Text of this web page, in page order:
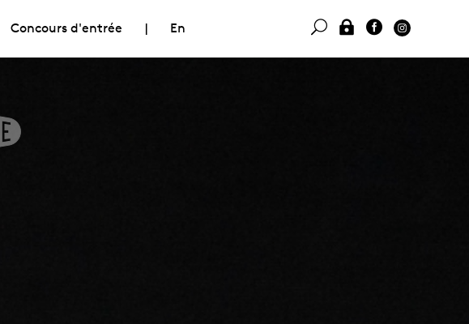
Concours d'entrée | En